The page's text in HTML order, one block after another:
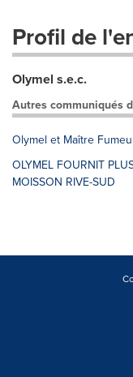
Profil de
Olymel s.e.c.
Autres communiqués
Olymel et Maître
OLYMEL FOURNIT
MOISSON RIVE-SUD